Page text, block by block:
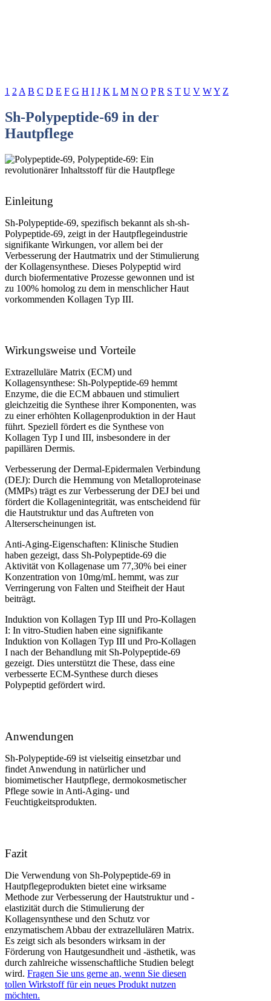
1 2 A B C D E F G H I J K L M N O P R S T U V WY Z
Sh-Polypeptide-69 in der
Hautpflege
Einleitung
Sh-Polypeptide-69, spezifisch bekannt als sh-sh-
Polypeptide-69, zeigt in der Hautpflegeindustrie
signifikante Wirkungen, vor allem bei der
Verbesserung der Hautmatrix und der Stimulierung
der Kollagensynthese. Dieses Polypeptid wird
durch biofermentative Prozesse gewonnen und ist
zu 100% homolog zu dem in menschlicher Haut
vorkommenden Kollagen Typ III.
Wirkungsweise und Vorteile
Extrazelluläre Matrix (ECM) und
Kollagensynthese: Sh-Polypeptide-69 hemmt
Enzyme, die die ECM abbauen und stimuliert
gleichzeitig die Synthese ihrer Komponenten, was
zu einer erhöhten Kollagenproduktion in der Haut
führt. Speziell fördert es die Synthese von
Kollagen Typ I und III, insbesondere in der
papillären Dermis​​.
Verbesserung der Dermal-Epidermalen Verbindung
(DEJ): Durch die Hemmung von Metalloproteinase
(MMPs) trägt es zur Verbesserung der DEJ bei und
fördert die Kollagenintegrität, was entscheidend für
die Hautstruktur und das Auftreten von
Alterserscheinungen ist​​.
Anti-Aging-Eigenschaften: Klinische Studien
haben gezeigt, dass Sh-Polypeptide-69 die
Aktivität von Kollagenase um 77,30% bei einer
Konzentration von 10mg/mL hemmt, was zur
Verringerung von Falten und Steifheit der Haut
beiträgt​​.
Induktion von Kollagen Typ III und Pro-Kollagen
I: In vitro-Studien haben eine signifikante
Induktion von Kollagen Typ III und Pro-Kollagen
I nach der Behandlung mit Sh-Polypeptide-69
gezeigt. Dies unterstützt die These, dass eine
verbesserte ECM-Synthese durch dieses
Polypeptid gefördert wird​​.
Anwendungen
Sh-Polypeptide-69 ist vielseitig einsetzbar und
findet Anwendung in natürlicher und
biomimetischer Hautpflege, dermokosmetischer
Pflege sowie in Anti-Aging- und
Feuchtigkeitsprodukten​​.
Fazit
Die Verwendung von Sh-Polypeptide-69 in
Hautpflegeprodukten bietet eine wirksame
Methode zur Verbesserung der Hautstruktur und -
elastizität durch die Stimulierung der
Kollagensynthese und den Schutz vor
enzymatischem Abbau der extrazellulären Matrix.
Es zeigt sich als besonders wirksam in der
Förderung von Hautgesundheit und -ästhetik, was
durch zahlreiche wissenschaftliche Studien belegt
wird. Fragen Sie uns gerne an, wenn Sie diesen
tollen Wirkstoff für ein neues Produkt nutzen
möchten.